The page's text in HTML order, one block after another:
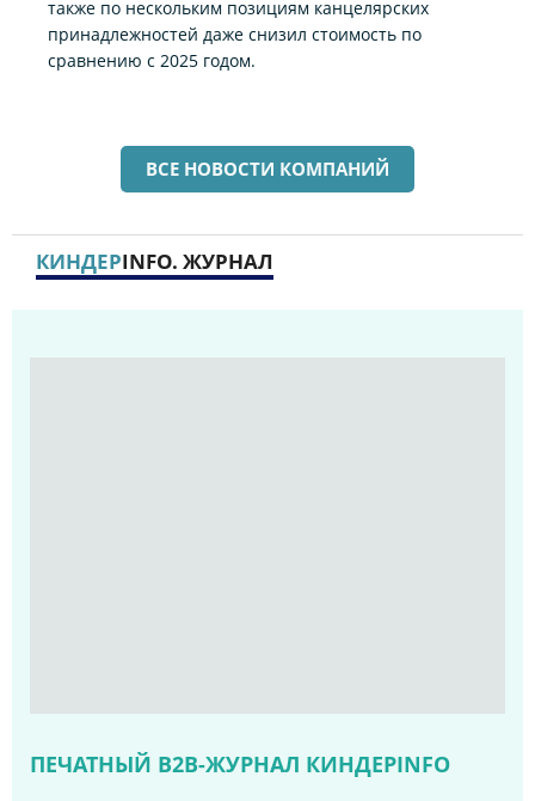
также по нескольким позициям канцелярских
принадлежностей даже снизил стоимость по
сравнению с 2025 годом.
ВСЕ НОВОСТИ КОМПАНИЙ
КИНДЕРINFO. ЖУРНАЛ
ПЕЧАТНЫЙ B2B-ЖУРНАЛ КИНДЕРINFO